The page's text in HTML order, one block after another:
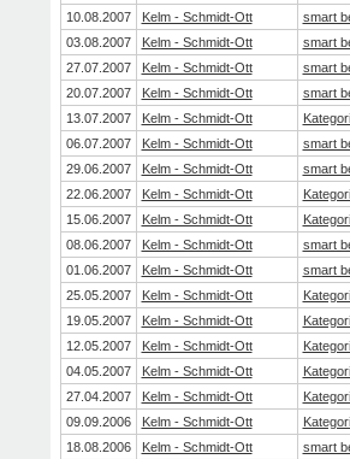
10.08.2007
Kelm - Schmidt-Ott
smart
03.08.2007
Kelm - Schmidt-Ott
smart
27.07.2007
Kelm - Schmidt-Ott
smart
20.07.2007
Kelm - Schmidt-Ott
smart
13.07.2007
Kelm - Schmidt-Ott
06.07.2007
Kelm - Schmidt-Ott
smart
29.06.2007
Kelm - Schmidt-Ott
smart
22.06.2007
Kelm - Schmidt-Ott
15.06.2007
Kelm - Schmidt-Ott
08.06.2007
Kelm - Schmidt-Ott
smart
01.06.2007
Kelm - Schmidt-Ott
smart
25.05.2007
Kelm - Schmidt-Ott
19.05.2007
Kelm - Schmidt-Ott
12.05.2007
Kelm - Schmidt-Ott
04.05.2007
Kelm - Schmidt-Ott
27.04.2007
Kelm - Schmidt-Ott
09.09.2006
Kelm - Schmidt-Ott
18.08.2006
Kelm - Schmidt-Ott
smart